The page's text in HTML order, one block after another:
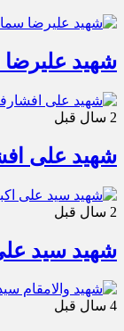
شهید
2 سال قبل
شهید علی
2 سال قبل
شهید سید
4 سال قبل